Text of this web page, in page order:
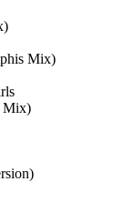
Mix)
Mix)